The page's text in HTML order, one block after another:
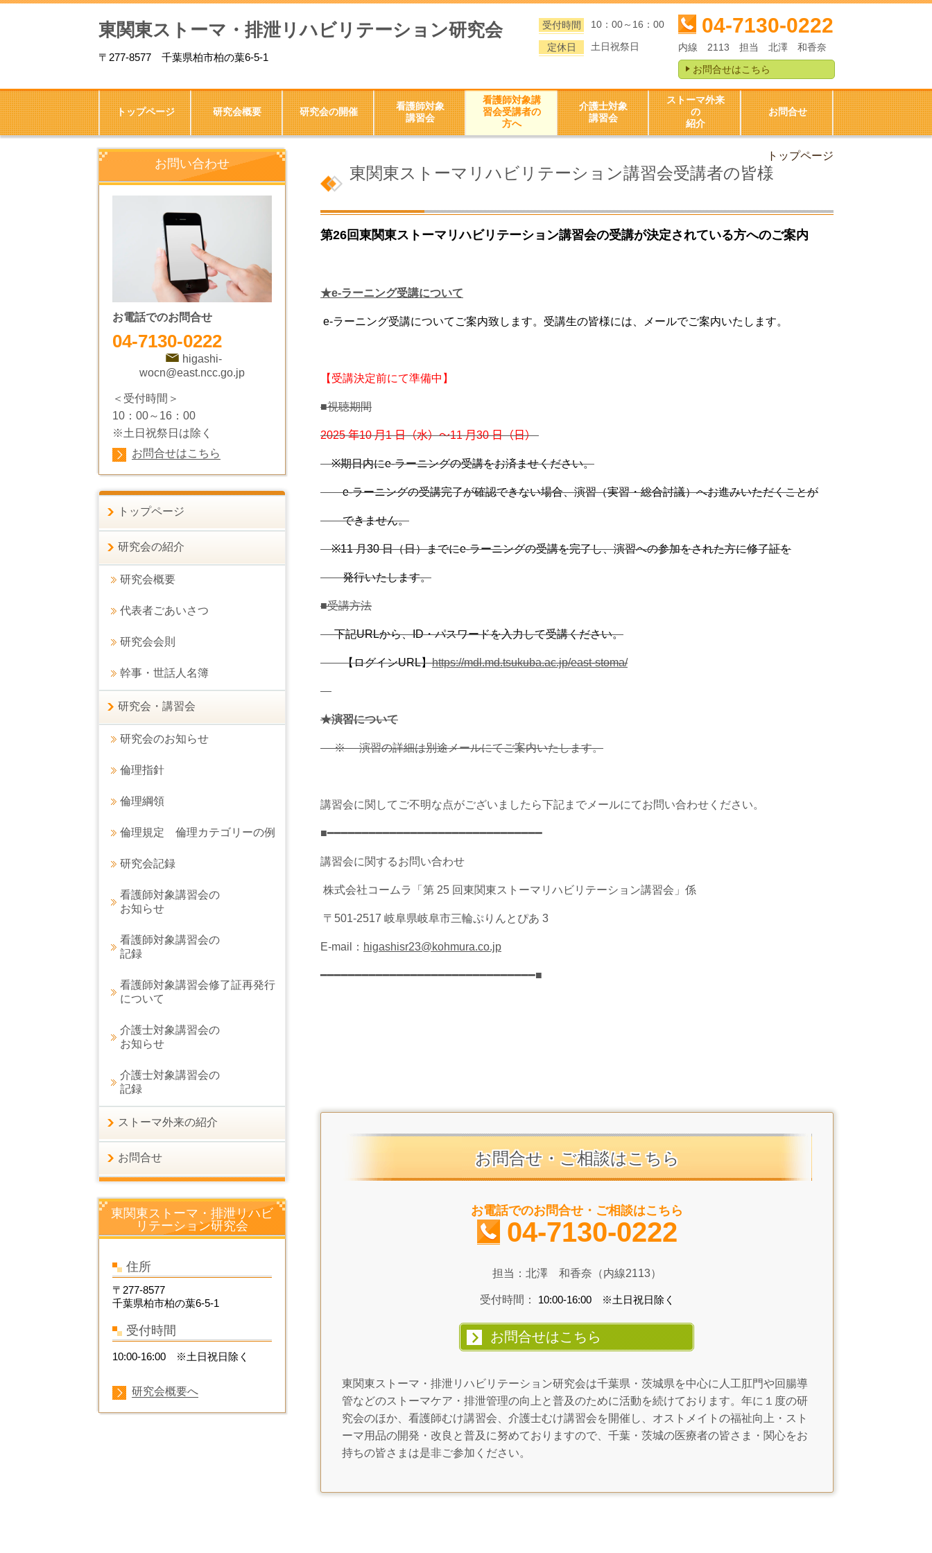
東関東ストーマ・排泄リハビリテーション研究会
〒 277-8577 千葉県柏市柏の葉6-5-1
受付時間 10：00～16：00
定休日 土日祝祭日
04-7130-0222
内線 2113 担当 北澤 和香奈
お問合せはこちら
トップページ 研究会概要 研究会の開催
看護師対象
講習会
看護師対象講
習会受講者の
方へ
介護士対象
講習会
ストーマ外来
の
紹介
お問合せ
トップページ
東関東ストーマリハビリテーション講習会受講者の皆様
第26回東関東ストーマリハビリテーション講習会の受講が決定されている方へのご案内
★e-ラーニング受講について
e-ラーニング受講についてご案内致します。 受講生の皆様には、メールでご案内いたします。
【受講決定前にて準備中】
■視聴期間
2025年10月1日（水）～11月30日（日）
※期日内にe-ラーニングの受講をお済ませください。
e-ラーニングの受講完了が確認できない場合、演習（実習・総合討議）へお進みいただくことが
できません。
※11月30日（日）までにe-ラーニングの受講を完了し、演習への参加をされた方に修了証を
発行いたします。
■受講方法
下記URLから、ID・パスワードを入力して受講ください。
【ログインURL】https://mdl.md.tsukuba.ac.jp/east-stoma/
★演習について
※ 演習の詳細は別途メールにてご案内いたします。
講習会に関してご不明な点がございましたら下記までメールにてお問い合わせください。
■━━━━━━━━━━━━━━━━━━━━━━━━━━━━━━━
講習会に関するお問い合わせ
株式会社コームラ「第 25 回東関東ストーマリハビリテーション講習会」係
〒 501-2517 岐阜県岐阜市三輪ぷりんとぴあ 3
E-mail ： higashisr23@kohmura.co.jp
━━━━━━━━━━━━━━━━━━━━━━━━━━━━━━━■
お問合せ・ご相談はこちら
お電話でのお問合せ・ご相談はこちら
04-7130-0222
担当：北澤 和香奈（内線2113）
受付時間： 10:00-16:00 ※土日祝日除く
お問合せはこちら
東関東ストーマ・排泄リハビリテーション研究会は千葉県・茨城県を中心に人工肛門や回腸導
管などのストーマケア・排泄管理の向上と普及のために活動を続けております。年に１度の研
究会のほか、看護師むけ講習会、介護士むけ講習会を開催し、オストメイトの福祉向上・スト
ーマ用品の開発・改良と普及に努めておりますので、千葉・茨城の医療者の皆さま・関心をお
持ちの皆さまは是非ご参加ください。
お問い合わせ
お電話でのお問合せ
04-7130-0222
higashi-
wocn@east.ncc.go.jp
＜受付時間＞
10：00～16：00
※土日祝祭日は除く
お問合せはこちら
トップページ
研究会の紹介
研究会概要
代表者ごあいさつ
研究会会則
幹事・世話人名簿
研究会・講習会
研究会のお知らせ
倫理指針
倫理綱領
倫理規定 倫理カテゴリーの例
研究会記録
看護師対象講習会の
お知らせ
看護師対象講習会の
記録
看護師対象講習会修了証再発行
について
介護士対象講習会の
お知らせ
介護士対象講習会の
記録
ストーマ外来の紹介
お問合せ
東関東ストーマ・排泄リハビ
リテーション研究会
住所
〒 277-8577
千葉県柏市柏の葉6-5-1
受付時間
10:00-16:00 ※土日祝日除く
研究会概要へ